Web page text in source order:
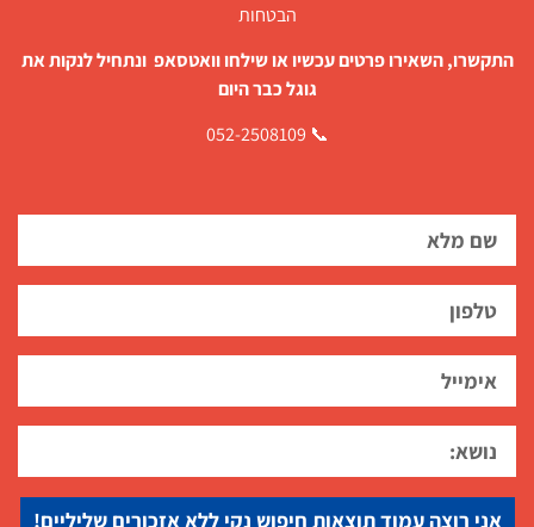
הבטחות
התקשרו, השאירו פרטים עכשיו או שילחו וואטסאפ ונתחיל לנקות את
גוגל כבר היום
📞 052-2508109
אני רוצה עמוד תוצאות חיפוש נקי ללא אזכורים שליליים!